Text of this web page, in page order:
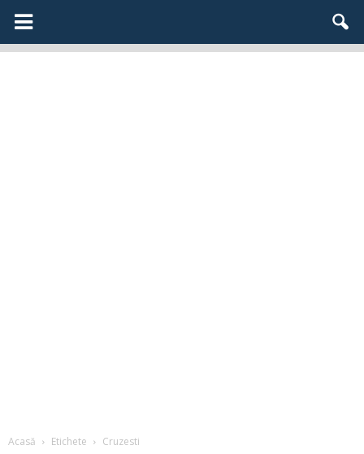
Acasă Etichete Cruzesti